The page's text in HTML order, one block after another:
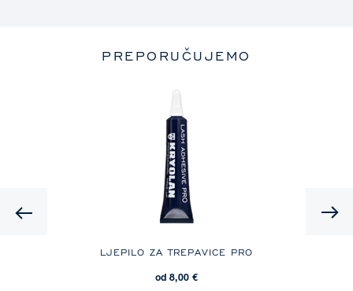
PREPORUČUJEMO
Previous
LJEPILO ZA TREPAVICE PRO
od 8,00 €